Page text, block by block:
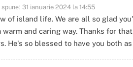
spune: 31 ianuarie 2024 la 14:55
of island life. We are all so glad
and caring way. Thanks for
He's so blessed to have you both